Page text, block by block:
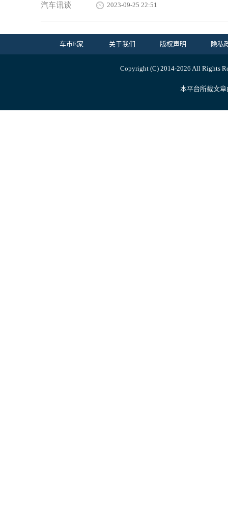
汽车讯谈 2023-09-25 22:51
车市E家 关于我们 版权声明 隐私
Copyright (C) 2014-2026 All Rights
本平台所载文章